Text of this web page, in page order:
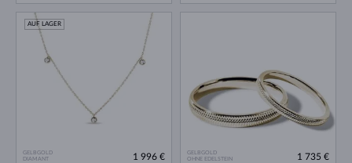
GELBGOLD
DIAMANT
AUF LAGER
1 996 €
GELBGOLD
OHNE EDELSTEIN
1 735 €